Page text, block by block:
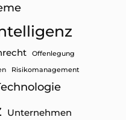
Offenlegung
Risikomanagement
Unternehmen